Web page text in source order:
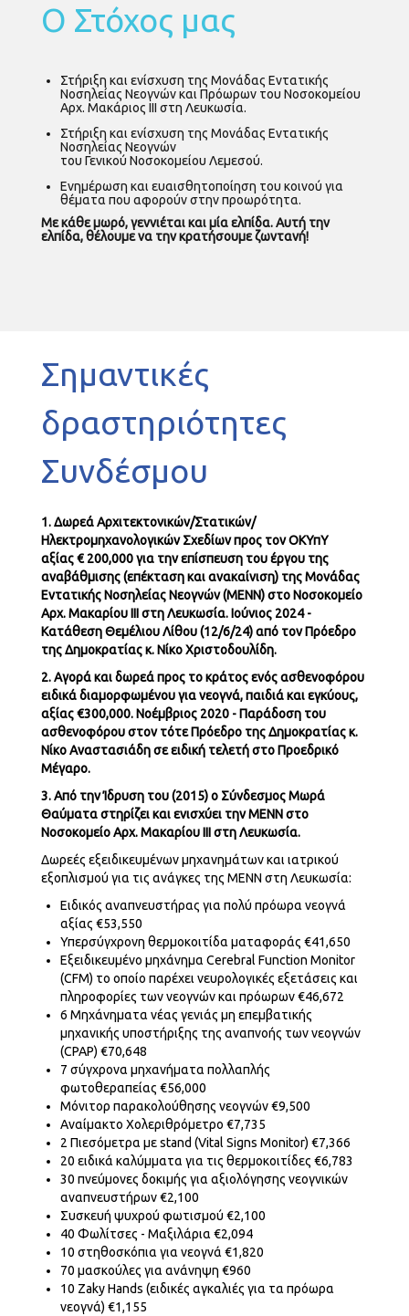
Ο Στόχος μας
Στήριξη και ενίσχυση της Μονάδας Εντατικής
Νοσηλείας Νεογνών και Πρόωρων του Νοσοκομείου
Αρχ. Μακάριος ΙΙΙ στη Λευκωσία.
Στήριξη και ενίσχυση της Μονάδας Εντατικής
Νοσηλείας Νεογνών
του Γενικού Νοσοκομείου Λεμεσού.
Ενημέρωση και ευαισθητοποίηση του κοινού για
θέματα που αφορούν στην προωρότητα.
Με κάθε μωρό, γεννιέται και μία ελπίδα. Αυτή την
ελπίδα, θέλουμε να την κρατήσουμε ζωντανή!
Σημαντικές
δραστηριότητες
Συνδέσμου
1. Δωρεά Αρχιτεκτονικών/Στατικών/
Ηλεκτρομηχανολογικών Σχεδίων προς τον ΟΚΥπΥ
αξίας€ 200,000 για την επίσπευση του έργου της
αναβάθμισης (επέκταση και ανακαίνιση) της Μονάδας
Εντατικής Νοσηλείας Νεογνών (MENN) στο Νοσοκομείο
Αρχ. Μακαρίου ΙΙΙ στη Λευκωσία. Ιούνιος 2024 -
Κατάθεση Θεμέλιου Λίθου (12/6/24) από τον Πρόεδρο
της Δημοκρατίας κ. Νίκο Χριστοδουλίδη.
2. Αγορά και δωρεά προς το κράτος ενός ασθενοφόρου
ειδικά διαμορφωμένου για νεογνά, παιδιά και εγκύους,
αξίας€300,000. Νοέμβριος 2020 - Παράδοση του
ασθενοφόρου στον τότε Πρόεδρο της Δημοκρατίας κ.
Νίκο Αναστασιάδη σε ειδική τελετή στο Προεδρικό
Μέγαρο.
3. Από την Ίδρυση του (2015) ο Σύνδεσμος Μωρά
Θαύματα στηρίζει και ενισχύει τηνMEΝNστο
Νοσοκομείο Αρχ. Μακαρίου ΙΙΙ στη Λευκωσία.
Δωρεές εξειδικευμένων μηχανημάτων και ιατρικού
εξοπλισμού για τις ανάγκες της MEΝN στη Λευκωσία:
Ειδικός αναπνευστήρας για πολύ πρόωρα νεογνά
αξίας €53,550
Υπερσύγχρονη θερμοκοιτίδα ματαφοράς €41,650
Εξειδικευμένο μηχάνημα Cerebral Function Monitor
(CFM) το οποίο παρέχει νευρολογικές εξετάσεις και
πληροφορίες των νεογνών και πρόωρων€46,672
6 Μηχάνηματα νέας γενιάς μη επεμβατικής
μηχανικής υποστήριξης της αναπνοής των νεογνών
(CPAP) €70,648
7 σύγχρονα μηχανήματα πολλαπλής
φωτοθεραπείας €56,000
Μόνιτορ παρακολούθησης νεογνών €9,500
Αναίμακτο Χολεριθρόμετρο €7,735
2 Πιεσόμετρα με stand (Vital Signs Monitor) €7,366
20 ειδικά καλύμματα για τις θερμοκοιτίδες €6,783
30 πνεύμονες δοκιμής για αξιολόγησης νεογνικών
αναπνευστήρων€2,100
Συσκευή ψυχρού φωτισμού €2,100
40 Φωλίτσες - Μαξιλάρια €2,094
10 στηθοσκόπια για νεογνά €1,820
70 μασκούλες για ανάνηψη €960
10 ZakyHands (ειδικές αγκαλιές για τα πρόωρα
νεογνά) €1,155